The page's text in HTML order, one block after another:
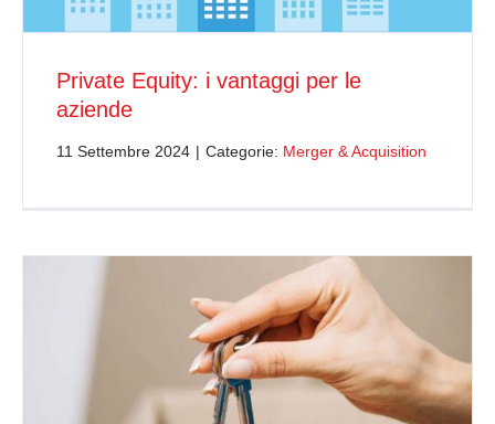
Private Equity: i vantaggi per le
aziende
11 Settembre 2024 | Categorie: Merger & Acquisition